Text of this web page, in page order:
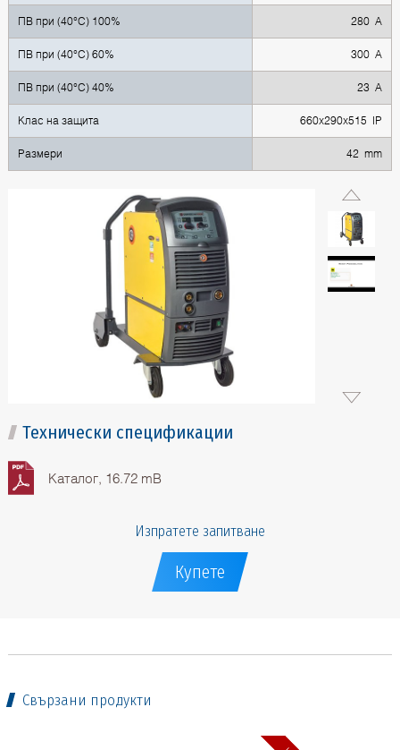
ПВ при (40°C) 100% 280 A
ПВ при (40°C) 60% 300 A
ПВ при (40°C) 40% 23 A
Клас на защита 660x290x515 IP
Размери 42 mm
Технически спецификации
Каталог, 16.72 mB
Изпратете запитване
Купете
Свързани продукти